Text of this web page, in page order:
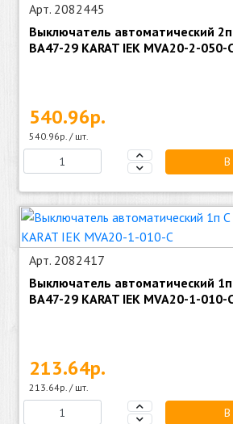
Арт. 2082445
Выключатель автоматический
ВА47-29 KARAT IEK MVA20-2-050-
540.96р.
540.96р. / шт.
В
Арт. 2082417
Выключатель автоматический
ВА47-29 KARAT IEK MVA20-1-010-
213.64р.
213.64р. / шт.
В